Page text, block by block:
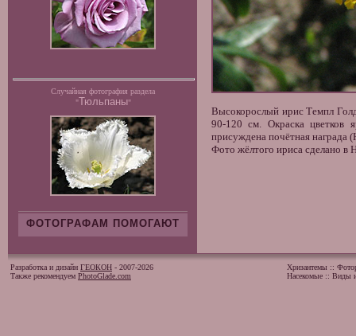
Случайная фотография раздела
"Тюльпаны"
ФОТОГРАФАМ ПОМОГАЮТ
Высокорослый ирис Темпл
90-120 см. Окраска цветков
присуждена почётная награда
Фото жёлтого ириса сделано в
Разработка и дизайн ГЕОКОН - 2007-2026
Также рекомендуем PhotoGlade.com
Хризантемы ::
Насекомые :: Виды